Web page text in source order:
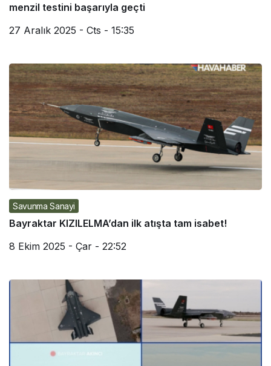
menzil testini başarıyla geçti
27 Aralık 2025 - Cts - 15:35
Savunma Sanayi
Bayraktar KIZILELMA’dan ilk atışta tam isabet!
8 Ekim 2025 - Çar - 22:52